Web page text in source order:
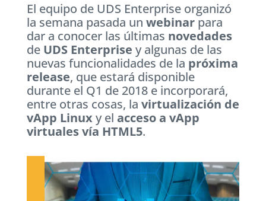
El equipo de UDS Enterprise organizó
la semana pasada un webinarpara
dar a conocer las últimas novedades
de UDS Enterprise y algunas de las
nuevas funcionalidades de la próxima
release, que estará disponible
durante el Q1 de 2018 e incorporará,
entre otras cosas, la virtualización de
vApp Linuxy el acceso a vApp
virtuales vía HTML5.